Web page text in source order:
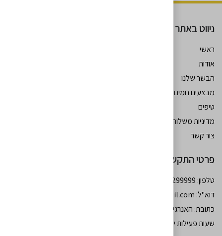
ניווט באתר
ראשי
אודות
הבשר שלנו
מבצעים חמים
טיפים
מדיניות משלוחים
צור קשר
פרטי התקשרות
טלפון: 054-7299999
דוא''ל: moshebohbot34@gmail.com
כתובת: האנרגיה 77 גב - ים רמות באר שבע
שעות פעילות ימים א-ה: 10:00-18:00 יום ו’: סגור